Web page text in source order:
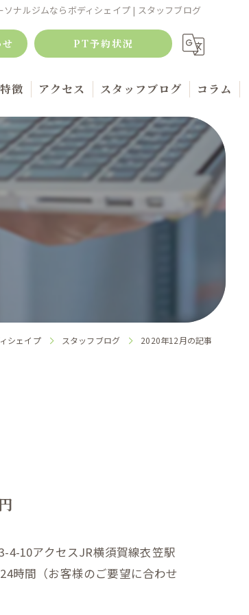
ソナルジムならボディシェイプ | スタッフブログ
PT予約状況
徴
メイク
ボクシング
アクセス スタッフブログ コラム
シェイプ スタッフブログ 2020年12月の記事
4-10アクセスJR横須賀線衣笠駅
時間（お客様のご要望に合わせ